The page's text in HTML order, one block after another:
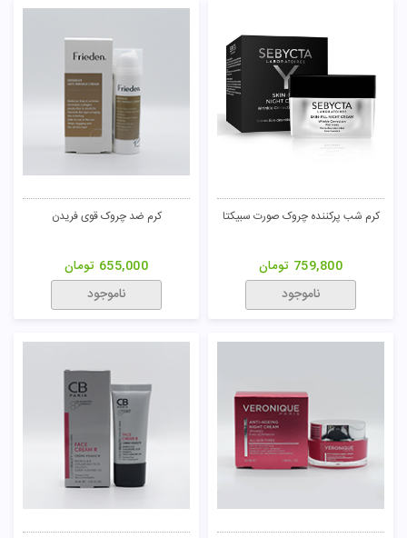
کرم شب پرکننده چروک صورت سبیکتا
759,800 تومان
ناموجود
کرم ضد چروک قوی فریدن
655,000 تومان
ناموجود